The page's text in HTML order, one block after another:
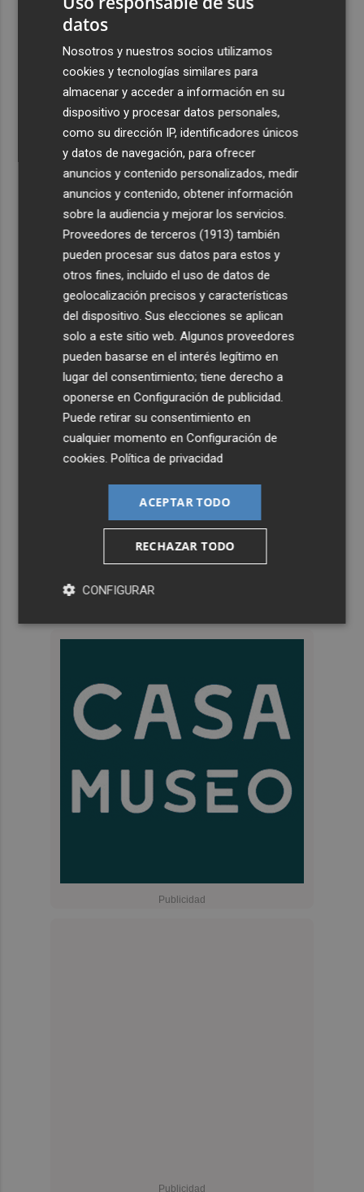
datos
Nosotros y nuestros socios utilizamos
cookies y tecnologías similares para
almacenar y acceder a información en su
dispositivo y procesar datos personales,
como su dirección IP, identificadores únicos
y datos de navegación, para ofrecer
anuncios y contenido personalizados, medir
anuncios y contenido, obtener información
sobre la audiencia y mejorar los servicios.
Proveedores de terceros (1913) también
pueden procesar sus datos para estos y
otros fines, incluido el uso de datos de
geolocalización precisos y características
del dispositivo. Sus elecciones se aplican
solo a este sitio web. Algunos proveedores
pueden basarse en el interés legítimo en
lugar del consentimiento; tiene derecho a
oponerse enConfiguración de publicidad.
Puede retirar su consentimiento en
cualquier momento enConfiguración de
cookies.Política de privacidad
ACEPTAR TODO
RECHAZAR TODO
CONFIGURAR